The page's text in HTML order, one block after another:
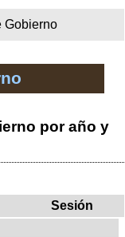
Gobierno
por año y
Sesión